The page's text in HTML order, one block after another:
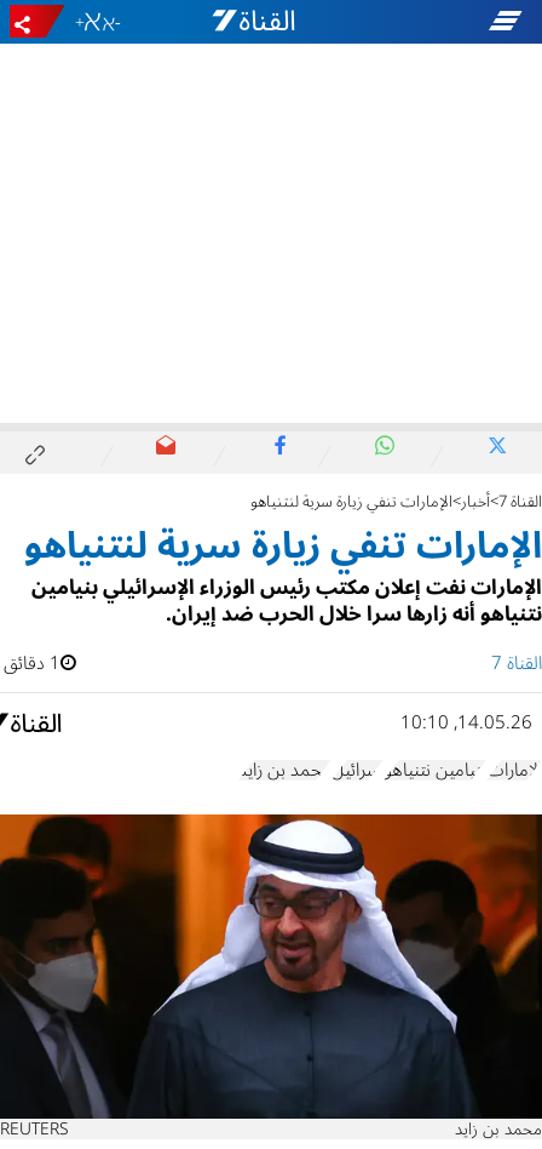
-
+
القناة 7 أخبار الإمارات تنفي زيارة سرية لنتنياهو
الإمارات تنفي زيارة سرية لنتنياهو
الإمارات نفت إعلان مكتب رئيس الوزراء الإسرائيلي بنيامين
نتنياهو أنه زارها سرا خلال الحرب ضد إيران.
القناة 7
1 دقائق
14.05.26, 10:10
الإمارات بنيامين نتنياهو إسرائيل محمد بن زايد
محمد بن زايد REUTERS